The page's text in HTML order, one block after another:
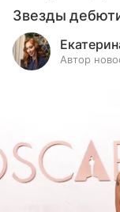
Звезды
Автор